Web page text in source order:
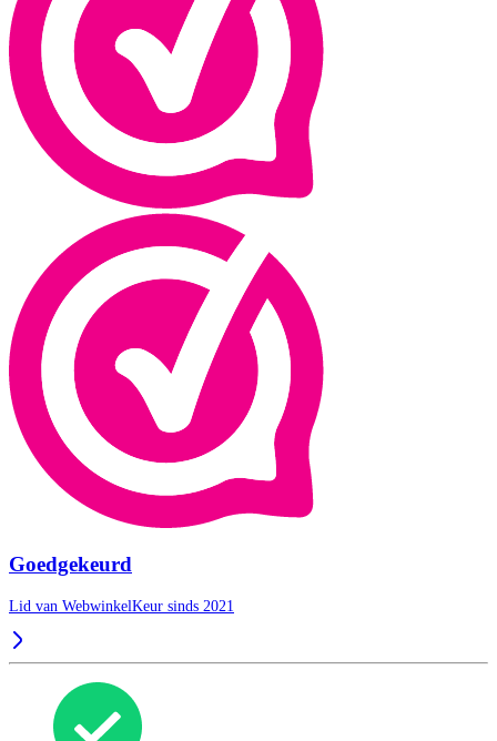
Goedgekeurd
Lid van WebwinkelKeur sinds 2021